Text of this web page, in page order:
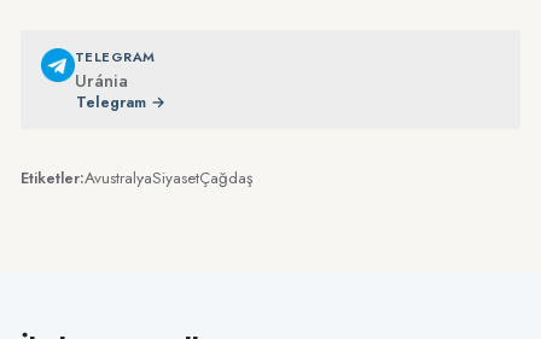
TELEGRAM
Uránia
Telegram →
Etiketler:AvustralyaSiyasetÇağdaş